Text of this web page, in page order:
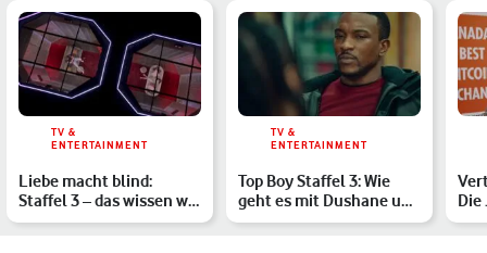
TV &
ENTERTAINMENT
Liebe macht blind:
Staffel 3 – das wissen wir
über die Fortsetzun…
TV &
ENTERTAINMENT
Top Boy Staffel 3: Wie
geht es mit Dushane und
Sully weiter?
Die